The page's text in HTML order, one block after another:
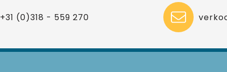
+31 (0)318 - 559 270